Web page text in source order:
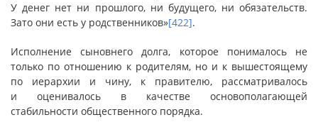
У денег нет ни прошлого, ни будущего, ни обязательств.
Зато они есть у родственников»[422].
Исполнение сыновнего долга, которое понималось не
только по отношению к родителям, но и к вышестоящему
по иерархии и чину, к правителю, рассматривалось
и оценивалось в качестве основополагающей
стабильности общественного порядка.